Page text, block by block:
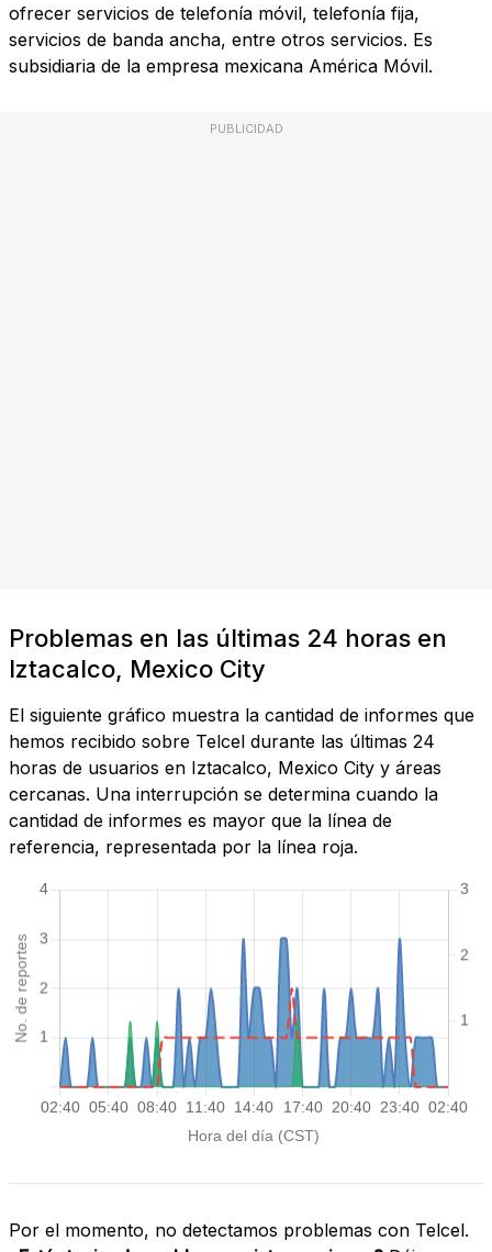
ofrecer servicios de telefonía móvil, telefonía fija,
servicios de banda ancha, entre otros servicios. Es
subsidiaria de la empresa mexicana América Móvil.
PUBLICIDAD
Problemas en las últimas 24 horas en
Iztacalco, Mexico City
El siguiente gráfico muestra la cantidad de informes que
hemos recibido sobre Telcel durante las últimas 24
horas de usuarios en Iztacalco, Mexico City y áreas
cercanas. Una interrupción se determina cuando la
cantidad de informes es mayor que la línea de
referencia, representada por la línea roja.
Por el momento, no detectamos problemas con Telcel.